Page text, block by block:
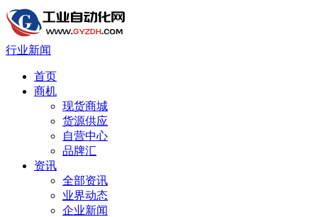
行业新闻
首页
商机
现货商城
货源供应
自营中心
品牌汇
资讯
全部资讯
业界动态
企业新闻